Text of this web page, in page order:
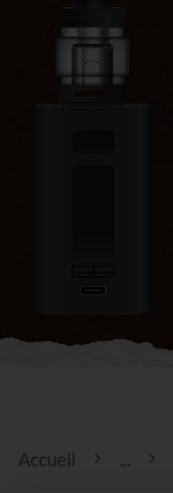
Accueil ...